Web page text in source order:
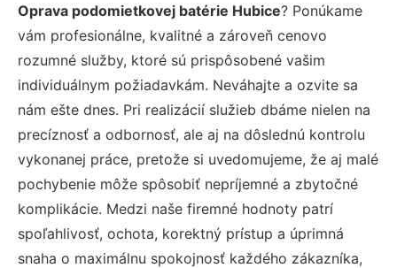
Oprava podomietkovej batérie Hubice? Ponúkame
vám profesionálne, kvalitné a zároveň cenovo
rozumné služby, ktoré sú prispôsobené vašim
individuálnym požiadavkám. Neváhajte a ozvite sa
nám ešte dnes. Pri realizácií služieb dbáme nielen na
precíznosť a odbornosť, ale aj na dôslednú kontrolu
vykonanej práce, pretože si uvedomujeme, že aj malé
pochybenie môže spôsobiť nepríjemné a zbytočné
komplikácie. Medzi naše firemné hodnoty patrí
spoľahlivosť, ochota, korektný prístup a úprimná
snaha o maximálnu spokojnosť každého zákazníka,